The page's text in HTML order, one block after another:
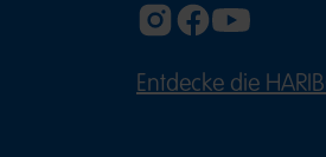
Entdecke die